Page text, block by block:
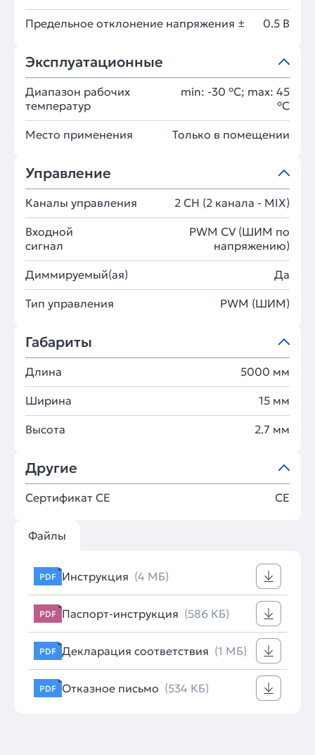
Предельное отклонение напряжения ± 0.5 В
Эксплуатационные
Диапазон рабочих
температур
min: -30 °C; max: 45
°C
Место применения Только в помещении
Управление
Каналы управления 2 CH (2 канала - MIX)
Входной
сигнал
PWM СV (ШИМ по
напряжению)
Диммируемый(ая) Да
Тип управления PWM (ШИМ)
Габариты
Длина 5000 мм
Ширина 15 мм
Высота 2.7 мм
Другие
Сертификат CE CE
Файлы
PDF Инструкция (4 МБ)
PDF Паспорт-инструкция (586 КБ)
PDF Декларация соответствия (1 МБ)
PDF Отказное письмо (534 КБ)